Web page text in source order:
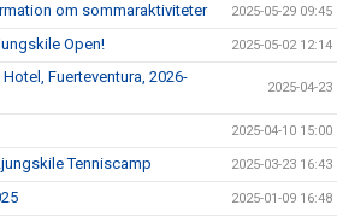
om sommaraktiviteter 2025-05-29 09:45
Open! 2025-05-02 12:14
Fuerteventura, 2026-
2025-04-23
2025-04-10 15:00
Tenniscamp 2025-03-23 16:43
2025-01-09 16:48